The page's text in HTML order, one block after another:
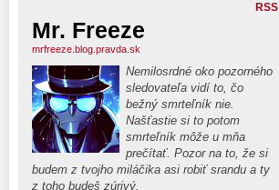
RSS
Mr. Freeze
mrfreeze.blog.pravda.sk
Nemilosrdné oko pozorného
sledovateľa vidí to, čo
bežný smrteľník nie.
Našťastie si to potom
smrteľník môže u mňa
prečítať. Pozor na to, že si
budem z tvojho miláčika asi robiť srandu a ty
z toho budeš zúrivý.